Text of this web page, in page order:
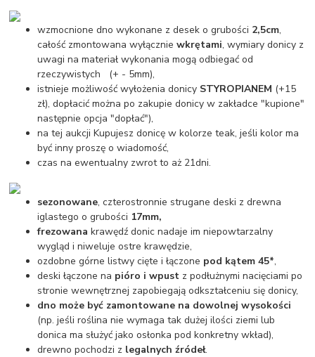
wzmocnione dno wykonane z desek o grubości 2,5cm,
całość zmontowana wyłączniewkrętami, wymiary donicy z
uwagi na materiał wykonania mogą odbiegać od
rzeczywistych (+ - 5mm),
istnieje możliwość wyłożenia donicy STYROPIANEM (+15
zł), dopłacić można po zakupie donicy w zakładce "kupione"
następnie opcja "dopłać"),
na tej aukcji Kupujesz donicę w kolorze teak, jeśli kolor ma
być inny proszę o wiadomość,
czas na ewentualny zwrot to aż 21dni.
sezonowane, czterostronnie strugane deski z drewna
iglastego o grubości 17mm,
frezowana krawędź donic nadaje im niepowtarzalny
wygląd i niweluje ostre krawędzie,
ozdobne górne listwy cięte i łączone pod kątem 45*,
deski łączone na pióro i wpust z podłużnymi nacięciami po
stronie wewnętrznej zapobiegają odkształceniu się donicy,
dno może być zamontowane na dowolnej wysokości
(np. jeśli roślina nie wymaga tak dużej ilości ziemi lub
donica ma służyć jako osłonka pod konkretny wkład),
drewno pochodzi z legalnych źródeł.